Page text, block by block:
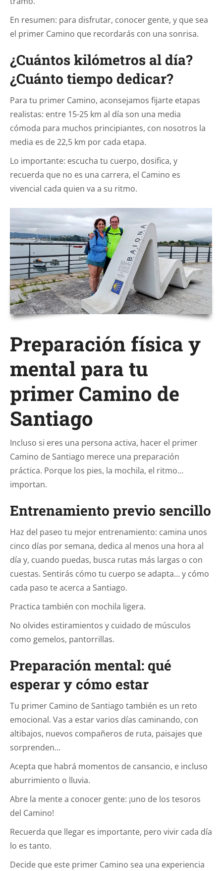
En resumen: para disfrutar, conocer gente, y que sea
el primer Camino que recordarás con una sonrisa.
¿Cuántos kilómetros al día?
¿Cuánto tiempo dedicar?
Para tu primer Camino, aconsejamos fijarte etapas
realistas: entre 15-25 km al día son una media
cómoda para muchos principiantes, con nosotros la
media es de 22,5 km por cada etapa.
Lo importante: escucha tu cuerpo, dosifica, y
recuerda que no es una carrera, el Camino es
vivencial cada quien va a su ritmo.
Preparación física y
mental para tu
primer Camino de
Santiago
Incluso si eres una persona activa, hacer el primer
Camino de Santiago merece una preparación
práctica. Porque los pies, la mochila, el ritmo…
importan.
Entrenamiento previo sencillo
Haz del paseo tu mejor entrenamiento: camina unos
cinco días por semana, dedica al menos una hora al
día y, cuando puedas, busca rutas más largas o con
cuestas. Sentirás cómo tu cuerpo se adapta… y cómo
cada paso te acerca a Santiago.
Practica también con mochila ligera.
No olvides estiramientos y cuidado de músculos
como gemelos, pantorrillas.
Preparación mental: qué
esperar y cómo estar
Tu primer Camino de Santiago también es un reto
emocional. Vas a estar varios días caminando, con
altibajos, nuevos compañeros de ruta, paisajes que
sorprenden…
Acepta que habrá momentos de cansancio, e incluso
aburrimiento o lluvia.
Abre la mente a conocer gente: ¡uno de los tesoros
del Camino!
Recuerda que llegar es importante, pero vivir cada día
lo es tanto.
Decide que este primer Camino sea una experiencia